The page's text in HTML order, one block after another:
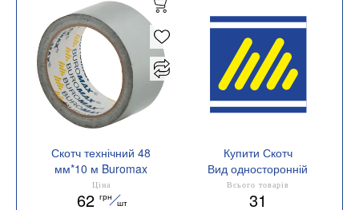
Скотч технічний 48
мм*10 м Buromax
BM.7575-24 (срібний)
Ціна
62 грн
шт
Купити Скотч
Вид односторонній
Всього товарів
31